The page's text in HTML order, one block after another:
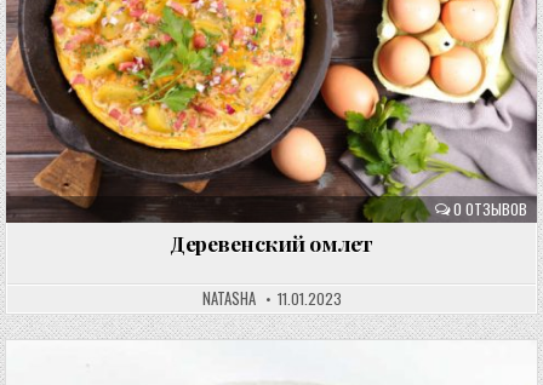
0 ОТЗЫВОВ
Деревенский омлет
NATASHA 11.01.2023